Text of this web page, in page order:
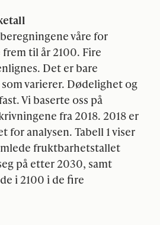
våre for
til år 2100. Fire
Det er bare
varierer. Dødelighet og
Vi baserte oss på
fra 2018. 2018 er
analysen. Tabell 1 viser
fruktbarhetstallet
på etter 2030, samt
i 2100 i de fire